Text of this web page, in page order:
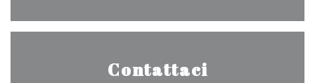
Contattaci